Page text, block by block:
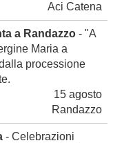
Aci Catena
a Randazzo - "A
Maria a
processione
15 agosto
Randazzo
- Celebrazioni